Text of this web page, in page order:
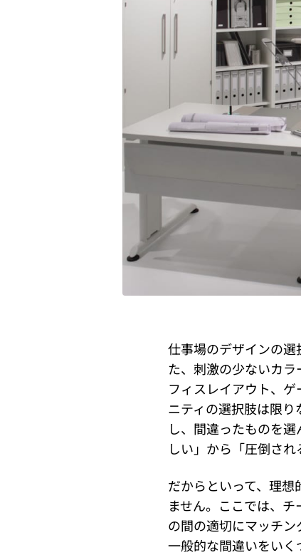
仕事場のデザインの
た、刺激の少ないカ
フィスレイアウト、
ニティの選択肢は限
し、間違ったものを
しい」から「圧倒され
だからといって、理
ません。ここでは、
の間の適切にマッチ
一般的な間違いをいく